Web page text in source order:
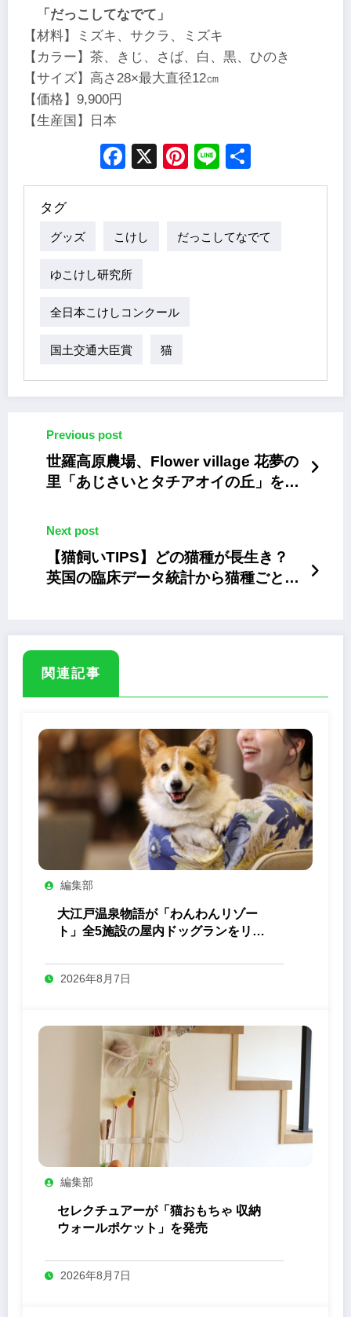
「だっこしてなでて」
【材料】ミズキ、サクラ、ミズキ
【カラー】茶、きじ、さば、白、黒、ひのき
【サイズ】高さ28×最大直径12㎝
【価格】9,900円
【生産国】日本
Facebook
X Pinterest
Line
タグ
グッズ こけし だっこしてなでて
ゆこけし研究所
全日本こけしコンクール
国土交通大臣賞 猫
Previous post
世羅高原農場、Flower village 花夢の
里「あじさいとタチアオイの丘」を6
Next post
【猫飼いTIPS】どの猫種が長生き？
英国の臨床データ統計から猫種ごとの
関連記事
編集部
大江戸温泉物語が「わんわんリゾー
ト」全5施設の屋内ドッグランをリニ
2026年8月7日
編集部
セレクチュアーが「猫おもちゃ 収納
ウォールポケット」を発売
2026年8月7日